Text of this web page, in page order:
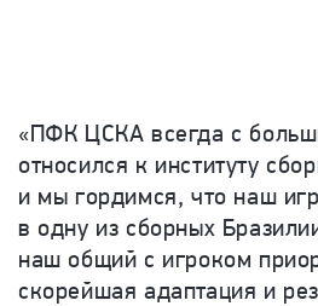
«ПФК ЦСКА всегда с
относился к институту
и мы гордимся, что наш
в одну из сборных
наш общий с игроком
скорейшая адаптация и